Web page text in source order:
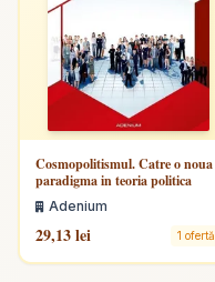
Cosmopolitismul. Catre o noua
paradigma in teoria politica
Adenium
29,13 lei 1 ofertă